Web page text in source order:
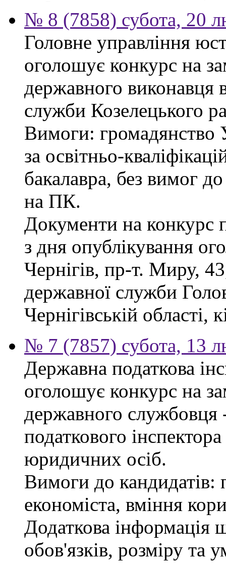
№ 8 (7858) субота, 20
Головне управління
оголошує конкурс на
державного виконавця
служби Козелецького
Вимоги: громадянство
за освітньо-
бакалавра, без вимог
на ПК.
Документи на конкурс
з дня опублікування
Чернігів, пр-т. Миру,
державної служби
Чернігівській
№ 7 (7857) субота, 13
Державна податкова
оголошує конкурс на
державного
податкового
юридичних осіб.
Вимоги до кандидатів:
економіста, вміння
Додаткова інформація
обов'язків, розміру та